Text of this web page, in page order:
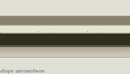
автомобиля.